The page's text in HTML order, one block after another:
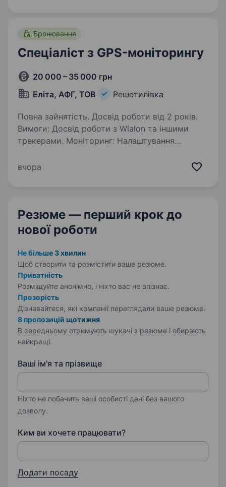
Бронювання
Спеціаліст з GPS-моніторингу
20 000 – 35 000 грн
Еліта, АФГ, ТОВ
Решетилівка
Повна зайнятість. Досвід роботи від 2 років.
Вимоги: Досвід роботи з Wialon та іншими
трекерами. Моніторинг: Налаштування
палива, витрат палива, роботи двигуна.
вчора
Резюме — перший крок до
нової роботи
Не більше 3 хвилин
Щоб створити та розмістити ваше резюме.
Приватність
Розміщуйте анонімно, і ніхто вас не впізнає.
Прозорість
Дізнавайтеся, які компанії переглядали ваше резюме.
8 пропозицій щотижня
В середньому отримують шукачі з резюме і обирають
найкращі.
Ваші ім'я та прізвище
Ніхто не побачить ваші особисті дані без вашого
дозволу.
Ким ви хочете працювати?
Додати посаду